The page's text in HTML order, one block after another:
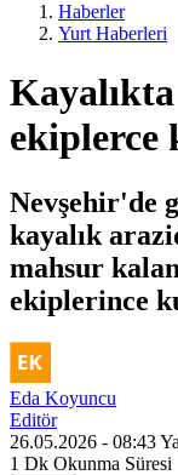
Haberler
Yurt Haberleri
ekiplerce
Nevşehir'de
kayalık
mahsur
ekiplerince
Eda Koyuncu
Editör
26.05.2026 - 08:43
1 Dk Okunma Süresi